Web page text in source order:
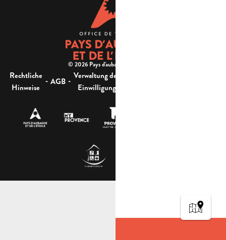
© 2026 Pays d'aubagne et de l'étoile -
Rechtliche
Hinweise
- AGB - Verwaltung der
Einwilligung